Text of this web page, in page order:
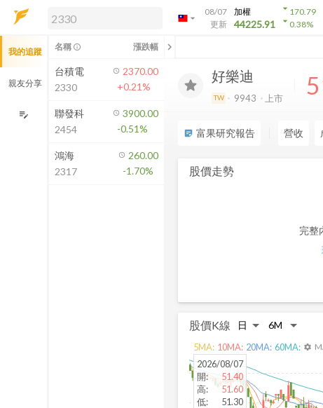
arrow_drop_down
08/07
更新
加權
44225.91
arrow_drop_down170.79
arrow_drop_down0.38%
解鎖即時行情及進階功能
方案」，即可解鎖以下功能：
即時行情
即時市況與排行
成交金額熱力圖
前往方案訂閱
如何綁定合作券商
好樂迪
TW 9943 上市
sticky_note_2 富果研究報告 營收
股價走勢
完整
股價K線
2026/08/07
開:
51.40
高:
51.60
低:
51.30
5MA: 10MA: 20MA: 60MA: settings
我的追蹤
親友分享
edit_note
名稱 info_outline 漲跌幅 chevron_left
台積電
2330
2370.00
+0.21%
聯發科
2454
3900.00
-0.51%
鴻海
2317
260.00
-1.70%